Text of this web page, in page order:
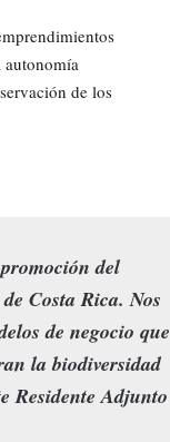
autonomía
de los
del
Costa Rica. Nos
de negocio que
la biodiversidad
Residente Adjunto